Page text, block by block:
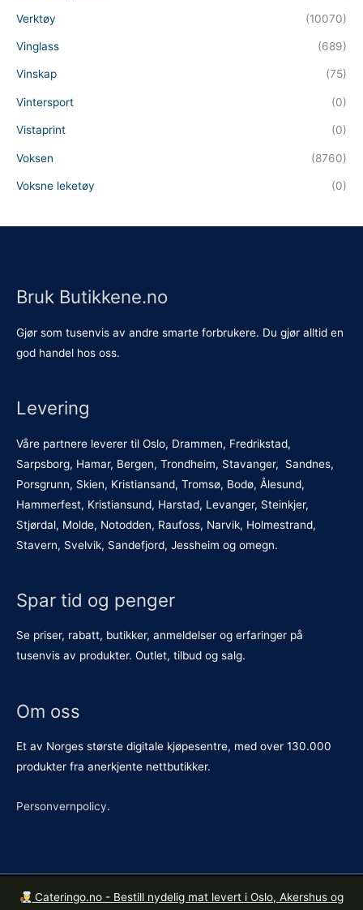
Cateringo.no - Bestill nydelig mat levert i Oslo, Akershus og
Verktøy (10070)
Vinglass (689)
Vinskap (75)
Vintersport (0)
Vistaprint (0)
Voksen (8760)
Voksne leketøy (0)
Bruk Butikkene.no
Gjør som tusenvis av andre smarte forbrukere. Du gjør alltid en
god handel hos oss.
Levering
Våre partnere leverer til Oslo, Drammen, Fredrikstad,
Sarpsborg, Hamar, Bergen, Trondheim, Stavanger, Sandnes,
Porsgrunn, Skien, Kristiansand, Tromsø, Bodø, Ålesund,
Hammerfest, Kristiansund, Harstad, Levanger, Steinkjer,
Stjørdal, Molde, Notodden, Raufoss, Narvik, Holmestrand,
Stavern, Svelvik, Sandefjord, Jessheim og omegn.
Spar tid og penger
Se priser, rabatt, butikker, anmeldelser og erfaringer på
tusenvis av produkter. Outlet, tilbud og salg.
Om oss
Et av Norges største digitale kjøpesentre, med over 130.000
produkter fra anerkjente nettbutikker.
Personvernpolicy.
Kopirett © 2026Butikkene.no. Org. nr. 921 615 426 MVA.